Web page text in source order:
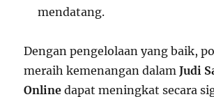
mendatang.
Dengan pengelolaan yang baik,
meraih kemenangan dalamJudi
Online dapat meningkat secara